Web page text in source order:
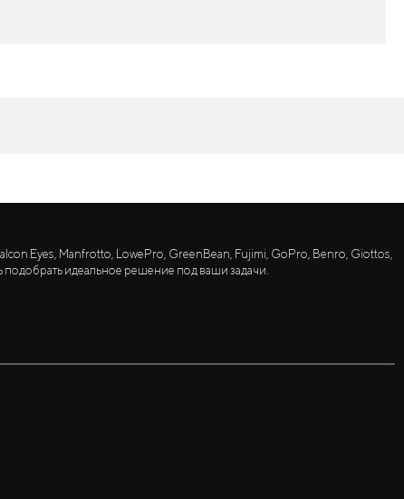
Eyes, Manfrotto, LowePro, GreenBean, Fujimi, GoPro, Benro, Giottos,
идеальное решение под ваши задачи.